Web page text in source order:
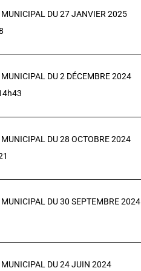
MUNICIPAL DU 27 JANVIER 2025
DU 2 DÉCEMBRE 2024
DU 28 OCTOBRE 2024
DU 30 SEPTEMBRE 2024
MUNICIPAL DU 24 JUIN 2024